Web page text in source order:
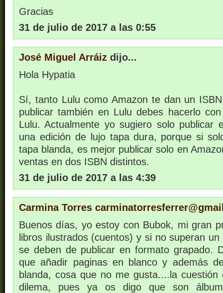
Gracias
31 de julio de 2017 a las 0:55
José Miguel Arráiz dijo...
Hola Hypatia
Sí, tanto Lulu como Amazon te dan un
publicar también en Lulu debes hacerlo
Lulu. Actualmente yo sugiero solo publicar
una edición de lujo tapa dura, porque si
tapa blanda, es mejor publicar solo en
ventas en dos ISBN distintos.
31 de julio de 2017 a las 4:39
Carmina Torres
Buenos días, yo estoy con Bubok, mi gran
libros ilustrados (cuentos) y si no superan
se deben de publicar en formato grapado.
que añadir paginas en blanco y además
blanda, cosa que no me gusta....la
dilema, pues ya os digo que son